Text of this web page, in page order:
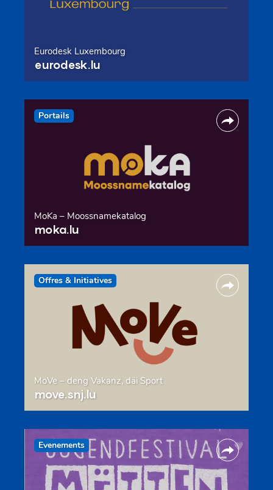
Eurodesk Luxembourg
eurodesk.lu
Portails
MoKa – Moossnamekatalog
moka.lu
Offres & Initiatives
MoVe – deng Vakanz, däi Sport
move.snj.lu
Evenements